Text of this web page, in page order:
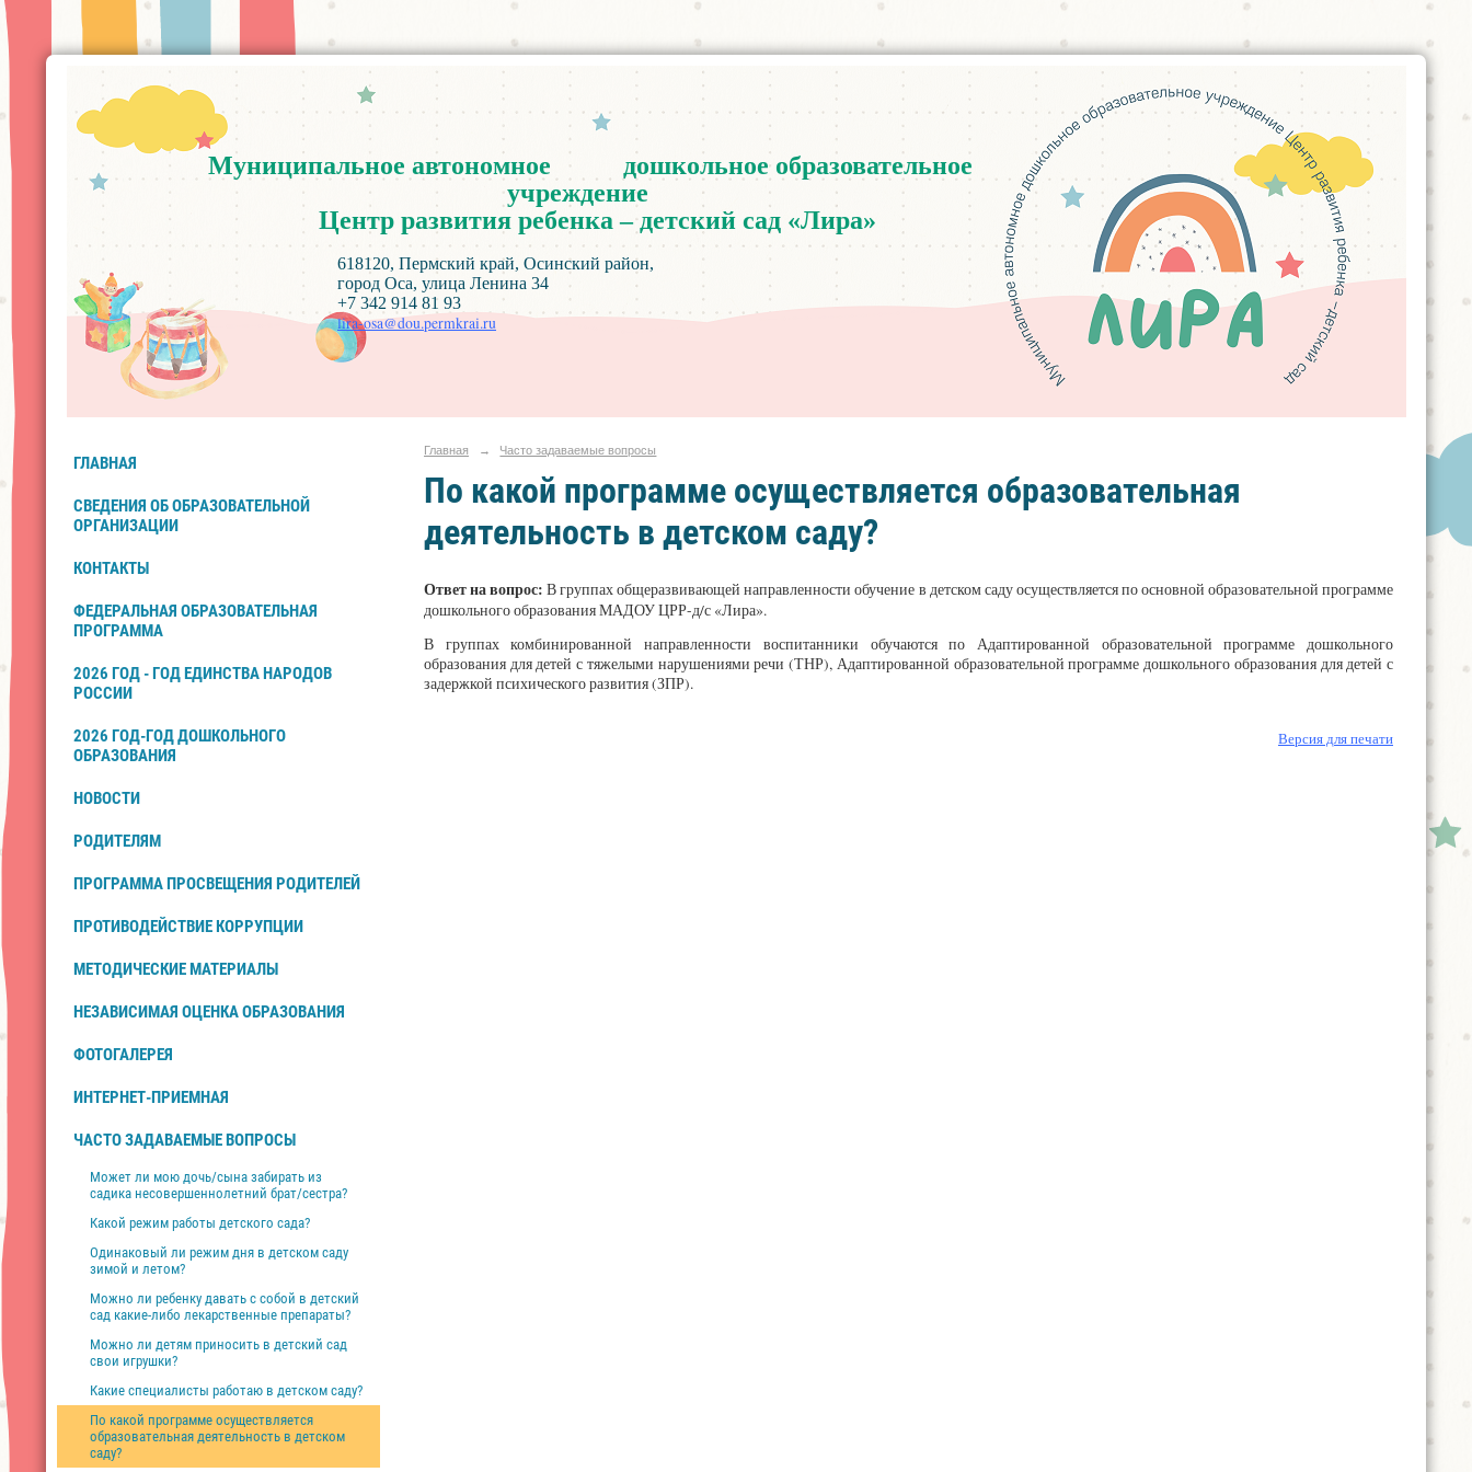
Муниципальное автономное дошкольноеобразовательное
учреждение
Центр развития ребенка –детский сад«Лира»
618120, Пермский край, Осинский район,
город Оса, улица Ленина 34
+7 342 914 81 93
lira-osa@dou.permkrai.ru
ГЛАВНАЯ
СВЕДЕНИЯ ОБ ОБРАЗОВАТЕЛЬНОЙ
ОРГАНИЗАЦИИ
КОНТАКТЫ
ФЕДЕРАЛЬНАЯ ОБРАЗОВАТЕЛЬНАЯ
ПРОГРАММА
2026 ГОД - ГОД ЕДИНСТВА НАРОДОВ
РОССИИ
2026 ГОД-ГОД ДОШКОЛЬНОГО
ОБРАЗОВАНИЯ
НОВОСТИ
РОДИТЕЛЯМ
ПРОГРАММА ПРОСВЕЩЕНИЯ РОДИТЕЛЕЙ
ПРОТИВОДЕЙСТВИЕ КОРРУПЦИИ
МЕТОДИЧЕСКИЕ МАТЕРИАЛЫ
НЕЗАВИСИМАЯ ОЦЕНКА ОБРАЗОВАНИЯ
ФОТОГАЛЕРЕЯ
ИНТЕРНЕТ-ПРИЕМНАЯ
ЧАСТО ЗАДАВАЕМЫЕ ВОПРОСЫ
Может ли мою дочь/сына забирать из
садика несовершеннолетний брат/сестра?
Какой режим работы детского сада?
Одинаковый ли режим дня в детском саду
зимой и летом?
Можно ли ребенку давать с собой в детский
сад какие-либо лекарственные препараты?
Можно ли детям приносить в детский сад
свои игрушки?
Какие специалисты работаю в детском саду?
По какой программе осуществляется
образовательная деятельность в детском
саду?
Главная → Часто задаваемые вопросы
По какой программе осуществляется образовательная
деятельность в детском саду?
Ответ на вопрос: В группах общеразвивающей направленности обучение в детском саду осуществляется по основной образовательной программе
дошкольного образования МАДОУ ЦРР-д/с «Лира».
В группах комбинированной направленности воспитанники обучаются по Адаптированной образовательной программе дошкольного
образования для детей с тяжелыми нарушениями речи (ТНР), Адаптированной образовательной программе дошкольного образования для детей с
задержкой психического развития (ЗПР).
Версия для печати